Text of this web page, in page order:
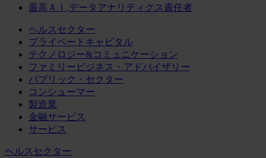
最高ＡＩ,データアナリティクス責任者
ヘルスセクター
プライベートキャピタル
テクノロジー&コミュニケーション
ファミリービジネス・アドバイザリー
パブリック・セクター
コンシューマー
製造業
金融サービス
サービス
ヘルスセクター